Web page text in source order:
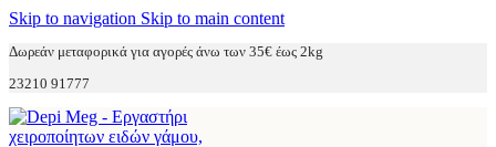
Skip to navigation Skip to main content
Δωρεάν μεταφορικά για αγορές άνω των 35€ έως 2kg
23210 91777